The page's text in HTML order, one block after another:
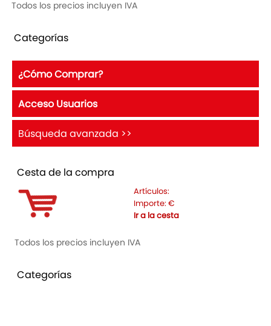
Todos los precios incluyen IVA
Categorías
¿Cómo Comprar?
Acceso Usuarios
Búsqueda avanzada >>
Cesta de la compra
Artículos:
Importe: €
Ir a la cesta
Todos los precios incluyen IVA
Categorías